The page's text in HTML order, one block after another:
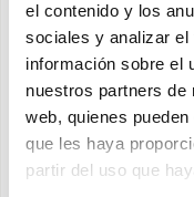
el contenido y los
sociales y analizar
información sobre el
nuestros partners de
web, quienes
que les haya
partir del uso que